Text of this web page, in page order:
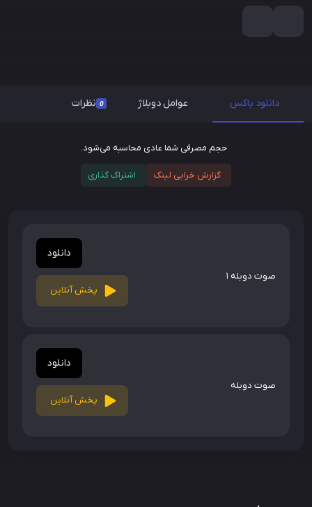
دانلود باکس عوامل دوبلاژ 0 نظرات
حجم مصرفی شما عادی محاسبه می‌شود.
گزارش خرابی لینک اشتراک گذاری
صوت دوبله 1
دانلود
پخش آنلاین
صوت دوبله
دانلود
پخش آنلاین